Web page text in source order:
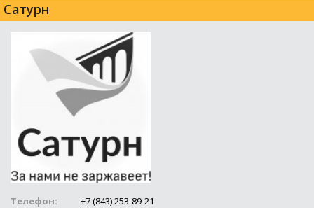
Сатурн
Телефон:
+7 (843) 253-89-21